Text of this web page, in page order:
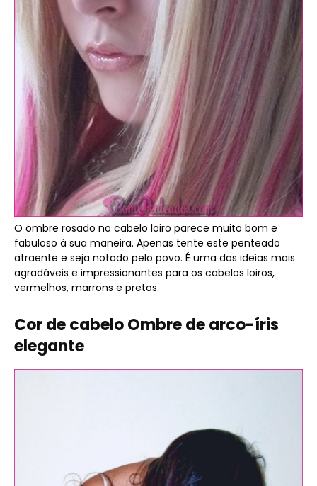
O ombre rosado no cabelo loiro parece muito bom e
fabuloso à sua maneira. Apenas tente este penteado
atraente e seja notado pelo povo. É uma das ideias mais
agradáveis ​​e impressionantes para os cabelos loiros,
vermelhos, marrons e pretos.
Cor de cabelo Ombre de arco-íris
elegante